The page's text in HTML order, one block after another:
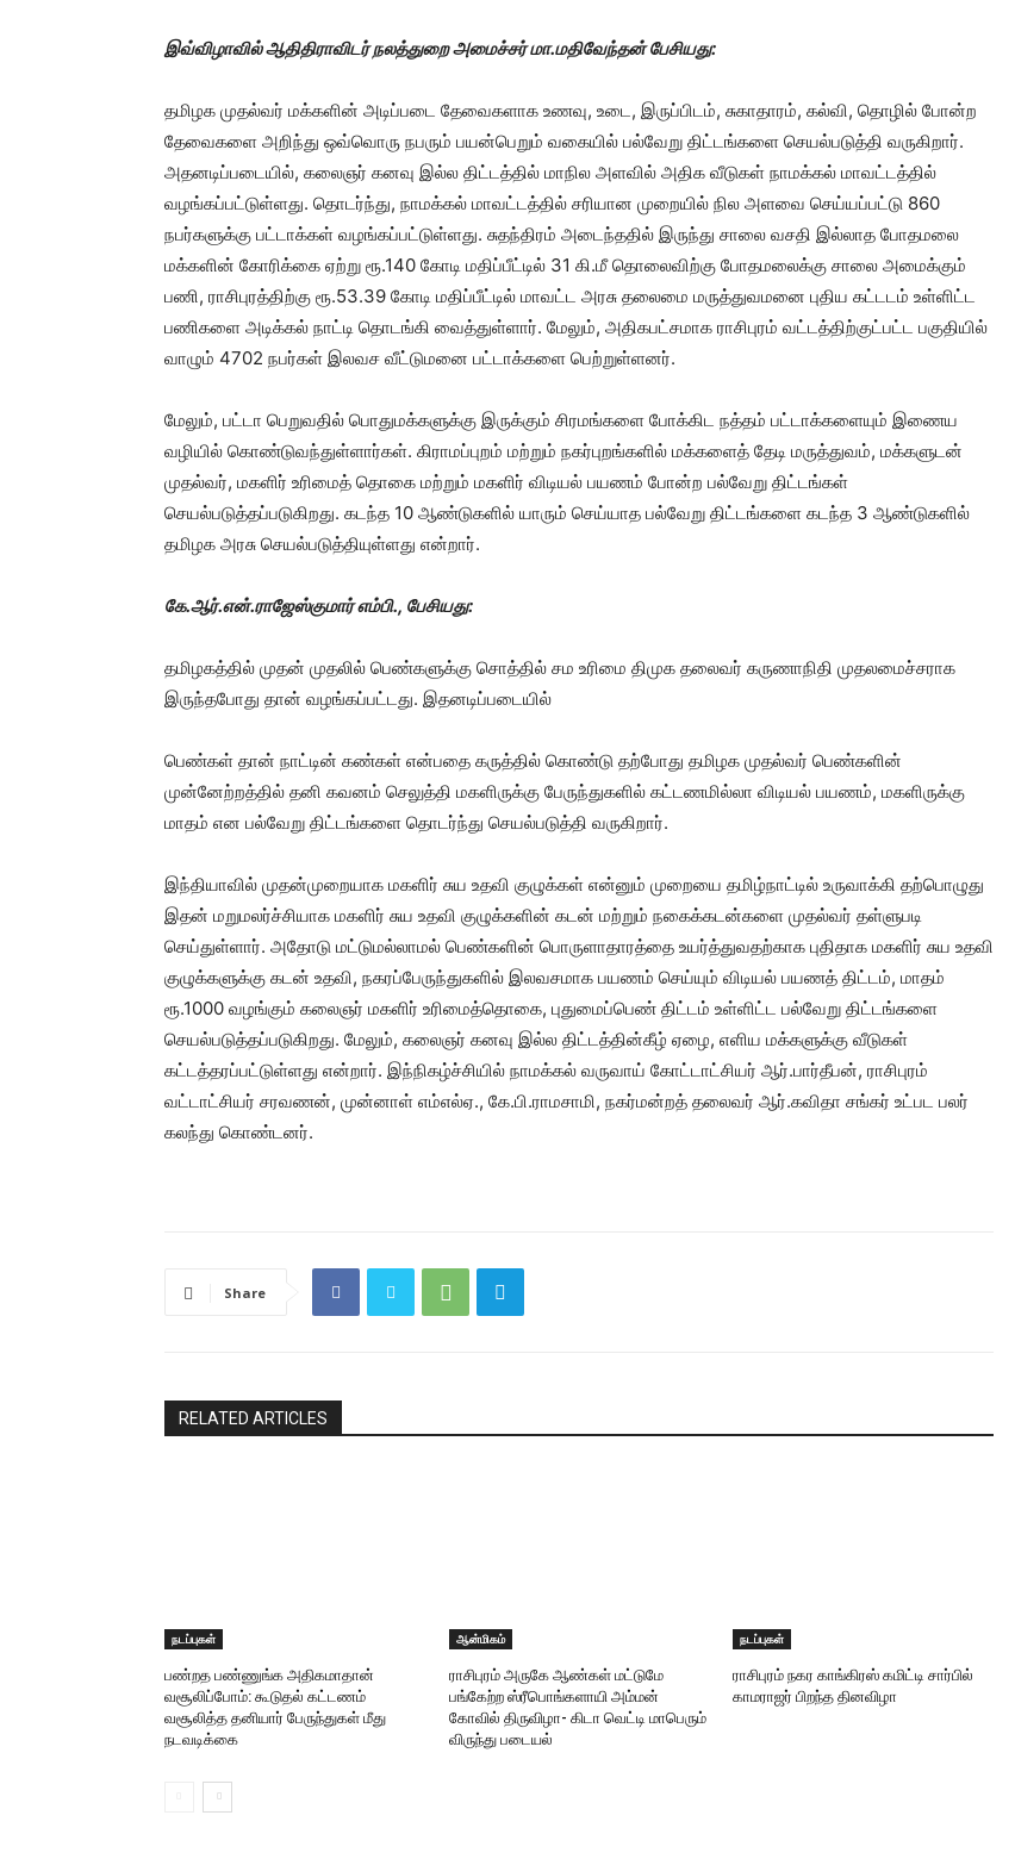
இவ்விழாவில் ஆதிதிராவிடர் நலத்துறை அமைச்சர் மா.மதிவேந்தன்‌ பேசியது:
தமிழக முதல்வர் மக்களின் அடிப்படை தேவைகளாக உணவு, உடை, இருப்பிடம், சுகாதாரம், கல்வி, தொழில் போன்ற
தேவைகளை அறிந்து ஒவ்வொரு நபரும் பயன்பெறும் வகையில் பல்வேறு திட்டங்களை செயல்படுத்தி வருகிறார்.
அதனடிப்படையில், கலைஞர் கனவு இல்ல திட்டத்தில் மாநில அளவில் அதிக வீடுகள் நாமக்கல் மாவட்டத்தில்
வழங்கப்பட்டுள்ளது. தொடர்ந்து, நாமக்கல் மாவட்டத்தில் சரியான முறையில் நில அளவை செய்யப்பட்டு 860
நபர்களுக்கு பட்டாக்கள் வழங்கப்பட்டுள்ளது. சுதந்திரம் அடைந்ததில் இருந்து சாலை வசதி இல்லாத போதமலை
மக்களின் கோரிக்கை ஏற்று ரூ.140 கோடி மதிப்பீட்டில் 31 கி.மீ தொலைவிற்கு போதமலைக்கு சாலை அமைக்கும்
பணி, ராசிபுரத்திற்கு ரூ.53.39 கோடி மதிப்பீட்டில் மாவட்ட அரசு தலைமை மருத்துவமனை புதிய கட்டடம் உள்ளிட்ட
பணிகளை அடிக்கல் நாட்டி தொடங்கி வைத்துள்ளார். மேலும், அதிகபட்சமாக ராசிபுரம் வட்டத்திற்குட்பட்ட பகுதியில்
வாழும் 4702 நபர்கள் இலவச வீட்டுமனை பட்டாக்களை பெற்றுள்ளனர்.
மேலும், பட்டா பெறுவதில் பொதுமக்களுக்கு இருக்கும் சிரமங்களை போக்கிட நத்தம் பட்டாக்களையும் இணைய
வழியில் கொண்டுவந்துள்ளார்கள். கிராமப்புறம் மற்றும் நகர்புறங்களில் மக்களைத் தேடி மருத்துவம், மக்களுடன்
முதல்வர், மகளிர் உரிமைத் தொகை மற்றும் மகளிர் விடியல் பயணம் போன்ற பல்வேறு திட்டங்கள்
செயல்படுத்தப்படுகிறது. கடந்த 10 ஆண்டுகளில் யாரும் செய்யாத பல்வேறு திட்டங்களை கடந்த 3 ஆண்டுகளில்
தமிழக அரசு செயல்படுத்தியுள்ளது என்றார்.
கே.ஆர்.என்.ராஜேஸ்குமார் எம்பி., பேசியது:
தமிழகத்தில் முதன் முதலில் பெண்களுக்கு சொத்தில் சம உரிமை திமுக தலைவர் கருணாநிதி முதலமைச்சராக
இருந்தபோது தான் வழங்கப்பட்டது. இதனடிப்படையில்
பெண்கள் தான் நாட்டின் கண்கள் என்பதை கருத்தில் கொண்டு தற்போது தமிழக முதல்வர் பெண்களின்
முன்னேற்றத்தில் தனி கவனம் செலுத்தி மகளிருக்கு பேருந்துகளில் கட்டணமில்லா விடியல் பயணம், மகளிருக்கு
மாதம் என பல்வேறு திட்டங்களை தொடர்ந்து செயல்படுத்தி வருகிறார்.
இந்தியாவில் முதன்முறையாக மகளிர் சுய உதவி குழுக்கள் என்னும் முறையை தமிழ்நாட்டில் உருவாக்கி தற்பொழுது
இதன் மறுமலர்ச்சியாக மகளிர் சுய உதவி குழுக்களின் கடன் மற்றும் நகைக்கடன்களை முதல்வர் தள்ளுபடி
செய்துள்ளார். அதோடு மட்டுமல்லாமல் பெண்களின் பொருளாதாரத்தை உயர்த்துவதற்காக புதிதாக மகளிர் சுய உதவி
குழுக்களுக்கு கடன் உதவி, நகரப்பேருந்துகளில் இலவசமாக பயணம் செய்யும் விடியல் பயணத் திட்டம், மாதம்
ரூ.1000 வழங்கும் கலைஞர் மகளிர் உரிமைத்தொகை, புதுமைப்பெண் திட்டம் உள்ளிட்ட பல்வேறு திட்டங்களை
செயல்படுத்தப்படுகிறது. மேலும், கலைஞர் கனவு இல்ல திட்டத்தின்கீழ் ஏழை, எளிய மக்களுக்கு வீடுகள்
கட்டத்தரப்பட்டுள்ளது என்றார். இந்நிகழ்ச்சியில் நாமக்கல் வருவாய் கோட்டாட்சியர் ஆர்.பார்தீபன், ராசிபுரம்
வட்டாட்சியர் சரவணன், முன்னாள் எம்எல்ஏ., கே.பி.ராமசாமி, நகர்மன்றத் தலைவர் ஆர்.கவிதா சங்கர் உட்பட பலர்
கலந்து கொண்டனர்.
Share
RELATED ARTICLES
நடப்புகள்
பண்றத பண்ணுங்க அதிகமாதான்
வசூலிப்போம்: கூடுதல் கட்டணம்
வசூலித்த தனியார் பேருந்துகள் மீது
நடவடிக்கை
ஆன்மிகம்
ராசிபுரம் அருகே ஆண்கள் மட்டுமே
பங்கேற்ற ஸ்ரீபொங்களாயி அம்மன்
கோவில் திருவிழா- கிடா வெட்டி மாபெரும்
விருந்து படையல்
நடப்புகள்
ராசிபுரம் நகர காங்கிரஸ் கமிட்டி சார்பில்
காமராஜர் பிறந்த தினவிழா